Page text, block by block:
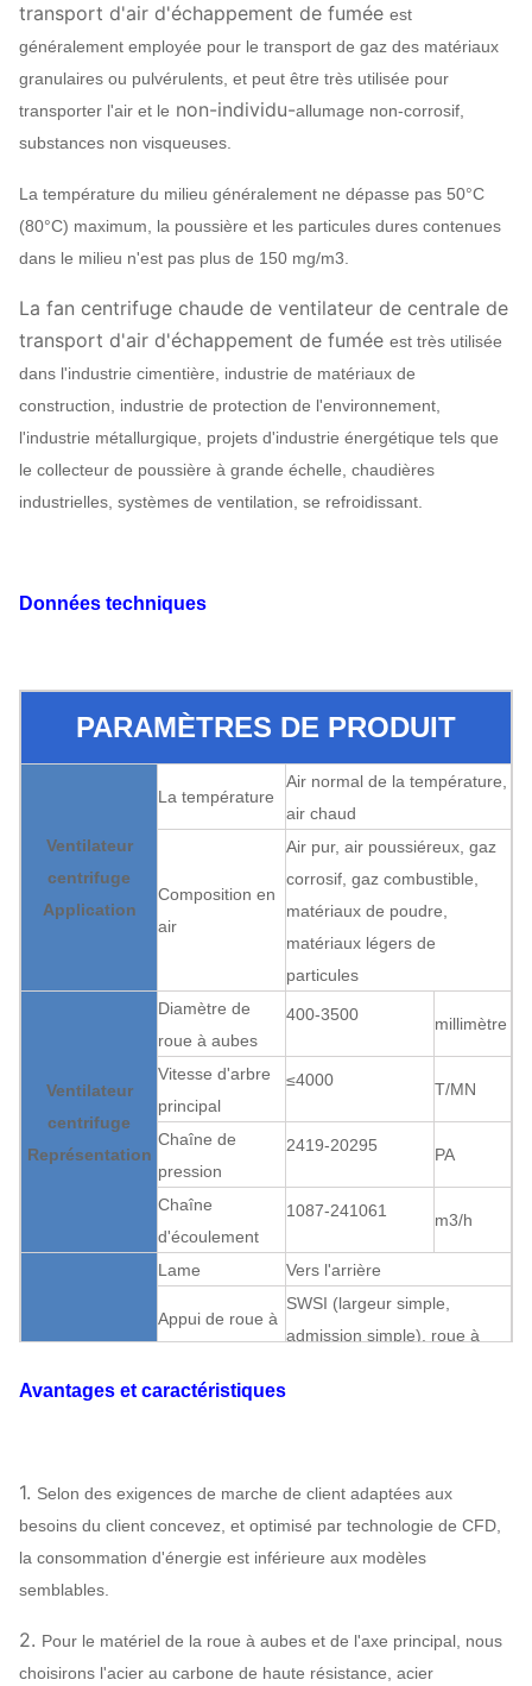
transport d'air d'échappement de fumée est
généralement employée pour le transport de gaz des matériaux
granulaires ou pulvérulents, et peut être très utilisée pour
transporter l'air et le non-individu-allumage non-corrosif,
substances non visqueuses.
La température du milieu généralement ne dépasse pas 50°C
(80°C) maximum, la poussière et les particules dures contenues
dans le milieu n'est pas plus de 150 mg/m3.
La fan centrifuge chaude de ventilateur de centrale de
transport d'air d'échappement de fumée est très utilisée
dans l'industrie cimentière, industrie de matériaux de
construction, industrie de protection de l'environnement,
l'industrie métallurgique, projets d'industrie énergétique tels que
le collecteur de poussière à grande échelle, chaudières
industrielles, systèmes de ventilation, se refroidissant.
Données techniques
PARAMÈTRES DE PRODUIT
Ventilateur
centrifuge
Application
La température
Air normal de la température,
air chaud
Composition en
air
Air pur, air poussiéreux, gaz
corrosif, gaz combustible,
matériaux de poudre,
matériaux légers de
particules
Ventilateur
centrifuge
Représentation
Diamètre de
roue à aubes
400-3500 millimètre
Vitesse d'arbre
principal
≤4000 T/MN
Chaîne de
pression
2419-20295 PA
Chaîne
d'écoulement
1087-241061 m3/h
Ventilateur
Lame Vers l'arrière
Appui de roue à
SWSI (largeur simple,
admission simple), roue à
bain d'huile
Rapport du
refroidissement
Refroidissement à l'air,
refroidissement par l'eau,
Moteur
WEG, TECO,
SIMO, marque
Avantages et caractéristiques
1. Selon des exigences de marche de client adaptées aux
besoins du client concevez, et optimisé par technologie de CFD,
la consommation d'énergie est inférieure aux modèles
semblables.
2. Pour le matériel de la roue à aubes et de l'axe principal, nous
choisirons l'acier au carbone de haute résistance, acier